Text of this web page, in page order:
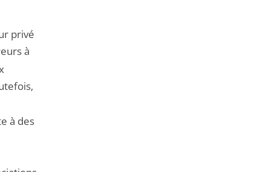
privé
à
à des